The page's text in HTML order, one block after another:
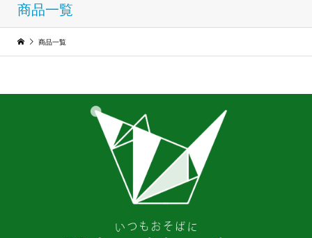
商品一覧
商品一覧